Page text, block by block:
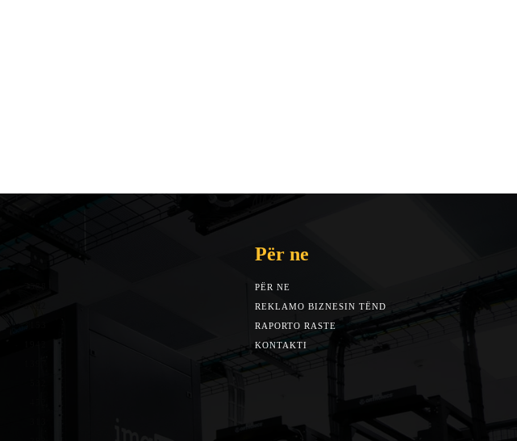
Për ne
PËR NE
REKLAMO BIZNESIN TËND
RAPORTO RASTE
KONTAKTI